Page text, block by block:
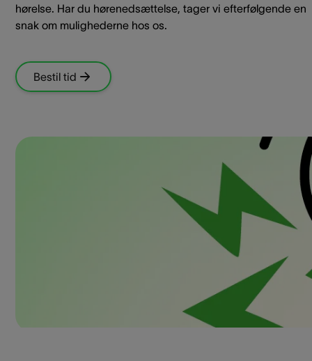
hørelse. Har du hørenedsættelse, tager vi efterfølgende en
snak om mulighederne hos os.
Bestil tid